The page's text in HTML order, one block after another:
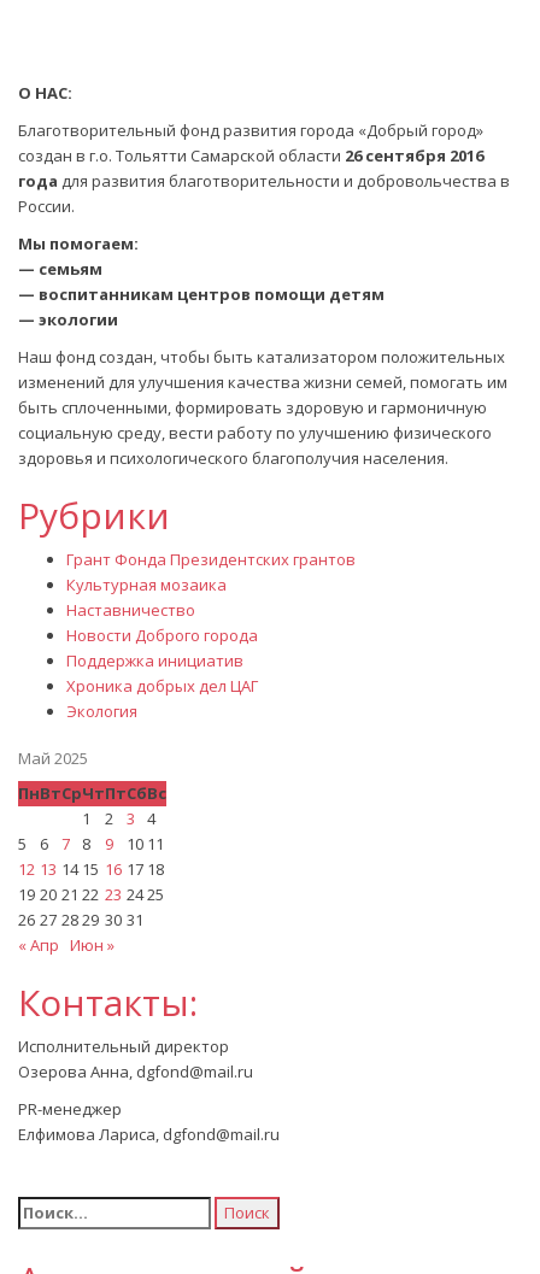
О НАС:
Благотворительный фонд развития города «Добрый город»
создан в г.о. Тольятти Самарской области 26 сентября 2016
года для развития благотворительности и добровольчества в
России.
Мы помогаем:
— семьям
— воспитанникам центров помощи детям
— экологии
Наш фонд создан, чтобы быть катализатором положительных
изменений для улучшения качества жизни семей, помогать им
быть сплоченными, формировать здоровую и гармоничную
социальную среду, вести работу по улучшению физического
здоровья и психологического благополучия населения.
Рубрики
Грант Фонда Президентских грантов
Культурная мозаика
Наставничество
Новости Доброго города
Поддержка инициатив
Хроника добрых дел ЦАГ
Экология
Май 2025
ПнВтСрЧтПтСбВс
1
2 3
4
5
6 7 8 9 10 11
12 13 14 15 16 17 18
19 20 21 22 23 2425
26 27 2829 30 31
« Апр Июн »
Контакты:
Исполнительный директор
Озерова Анна, dgfond@mail.ru
PR-менеджер
Елфимова Лариса, dgfond@mail.ru
Найти: